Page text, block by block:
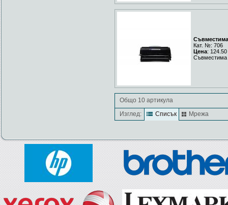
Съвместима
Кат. №: 706
Цена:
Съвместима
Общо 10 артикула
Изглед:
Списък Мрежа